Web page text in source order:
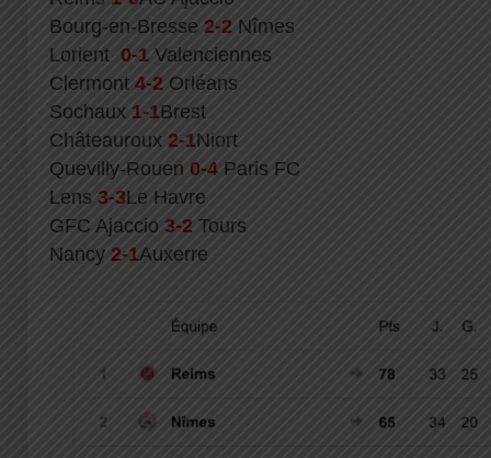
Bourg-en-Bresse 2-2 Nîmes
Lorient 0-1 Valenciennes
Clermont 4-2 Orléans
Sochaux 1-1Brest
Châteauroux 2-1Niort
Quevilly-Rouen 0-4 Paris FC
Lens 3-3Le Havre
GFC Ajaccio 3-2 Tours
Nancy 2-1Auxerre